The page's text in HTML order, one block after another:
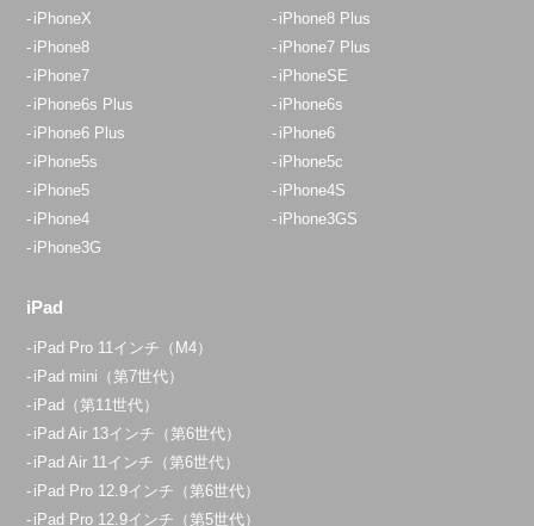
iPhoneX
iPhone8 Plus
iPhone8
iPhone7 Plus
iPhone7
iPhoneSE
iPhone6s Plus
iPhone6s
iPhone6 Plus
iPhone6
iPhone5s
iPhone5c
iPhone5
iPhone4S
iPhone4
iPhone3GS
iPhone3G
iPad
iPad Pro 11インチ（M4）
iPad mini（第7世代）
iPad（第11世代）
iPad Air 13インチ（第6世代）
iPad Air 11インチ（第6世代）
iPad Pro 12.9インチ（第6世代）
iPad Pro 12.9インチ（第5世代）